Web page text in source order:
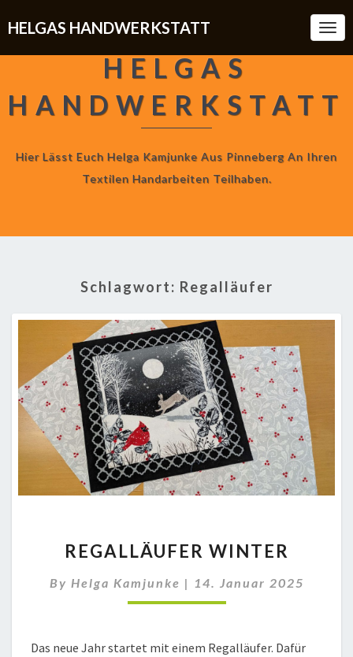
HELGAS HANDWERKSTATT
HELGAS
HANDWERKSTATT
Hier Lässt Euch Helga Kamjunke Aus Pinneberg An Ihren
Textilen Handarbeiten Teilhaben.
Schlagwort: Regalläufer
WINTER
REGALLÄUFER WINTER
By Helga Kamjunke | 14. Januar 2025
Das neue Jahr startet mit einem Regalläufer. Dafür